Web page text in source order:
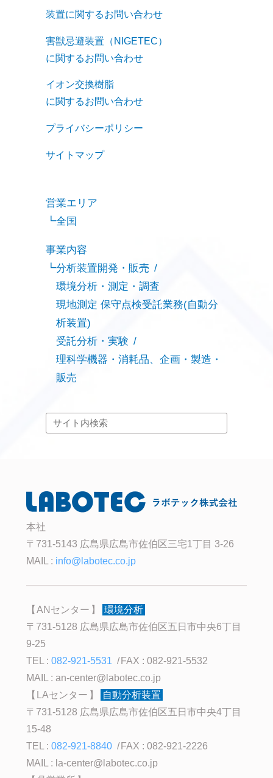
装置に関するお問い合わせ
害獣忌避装置（NIGETEC）
に関するお問い合わせ
イオン交換樹脂
に関するお問い合わせ
プライバシーポリシー
サイトマップ
営業エリア
全国
事業内容
分析装置開発・販売
環境分析・測定・調査
現地測定 保守点検受託業務(自動分
析装置)
受託分析・実験
理科学機器・消耗品、企画・製造・
販売
本社
〒731-5143 広島県広島市佐伯区三宅1丁目 3-26
MAIL : info@labotec.co.jp
ANセンター
環境分析
〒731-5128 広島県広島市佐伯区五日市中央6丁目
9-25
TEL :082-921-5531
FAX : 082-921-5532
MAIL :an-center@labotec.co.jp
LAセンター
自動分析装置
〒731-5128 広島県広島市佐伯区五日市中央4丁目
15-48
TEL :082-921-8840
FAX : 082-921-2226
MAIL : la-center@labotec.co.jp